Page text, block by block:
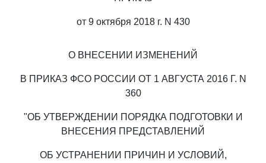
от 9 октября 2018 г. N 430
О ВНЕСЕНИИ ИЗМЕНЕНИЙ
В ПРИКАЗ ФСО РОССИИ ОТ 1 АВГУСТА 2016 Г. N
360
"ОБ УТВЕРЖДЕНИИ ПОРЯДКА ПОДГОТОВКИ И
ВНЕСЕНИЯ ПРЕДСТАВЛЕНИЙ
ОБ УСТРАНЕНИИ ПРИЧИН И УСЛОВИЙ,